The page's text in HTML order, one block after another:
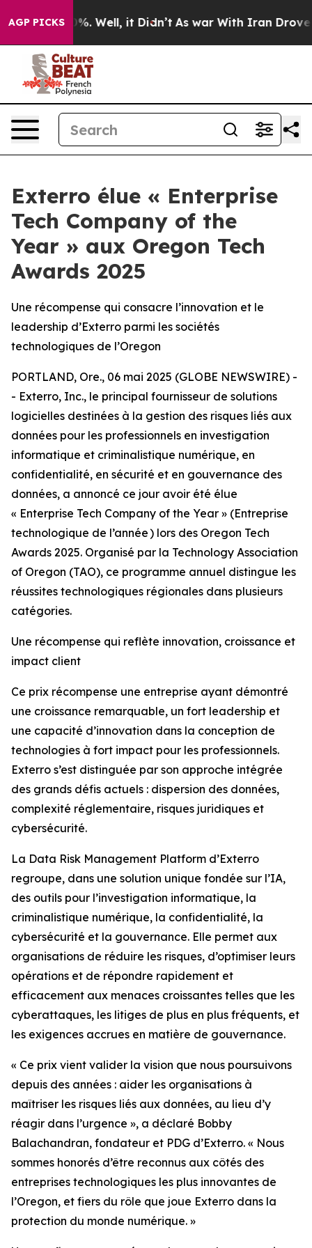
AGP PICKS
40%. Well, it Didn’t As war With Iran Drove oil
Exterro élue « Enterprise
Tech Company of the
Year » aux Oregon Tech
Awards 2025
Une récompense qui consacre l’innovation et le
leadership d’Exterro parmi les sociétés
technologiques de l’Oregon
PORTLAND, Ore., 06 mai 2025 (GLOBE NEWSWIRE) -
- Exterro, Inc., le principal fournisseur de solutions
logicielles destinées à la gestion des risques liés aux
données pour les professionnels en investigation
informatique et criminalistique numérique, en
confidentialité, en sécurité et en gouvernance des
données, a annoncé ce jour avoir été élue
« Enterprise Tech Company of the Year » (Entreprise
technologique de l’année ) lors des Oregon Tech
Awards 2025. Organisé par la Technology Association
of Oregon (TAO), ce programme annuel distingue les
réussites technologiques régionales dans plusieurs
catégories.
Une récompense qui reflète innovation, croissance et
impact client
Ce prix récompense une entreprise ayant démontré
une croissance remarquable, un fort leadership et
une capacité d’innovation dans la conception de
technologies à fort impact pour les professionnels.
Exterro s’est distinguée par son approche intégrée
des grands défis actuels : dispersion des données,
complexité réglementaire, risques juridiques et
cybersécurité.
La Data Risk Management Platform d’Exterro
regroupe, dans une solution unique fondée sur l’IA,
des outils pour l’investigation informatique, la
criminalistique numérique, la confidentialité, la
cybersécurité et la gouvernance. Elle permet aux
organisations de réduire les risques, d’optimiser leurs
opérations et de répondre rapidement et
efficacement aux menaces croissantes telles que les
cyberattaques, les litiges de plus en plus fréquents, et
les exigences accrues en matière de gouvernance.
« Ce prix vient valider la vision que nous poursuivons
depuis des années : aider les organisations à
maîtriser les risques liés aux données, au lieu d’y
réagir dans l’urgence », a déclaré Bobby
Balachandran, fondateur et PDG d’Exterro. « Nous
sommes honorés d’être reconnus aux côtés des
entreprises technologiques les plus innovantes de
l’Oregon, et fiers du rôle que joue Exterro dans la
protection du monde numérique. »